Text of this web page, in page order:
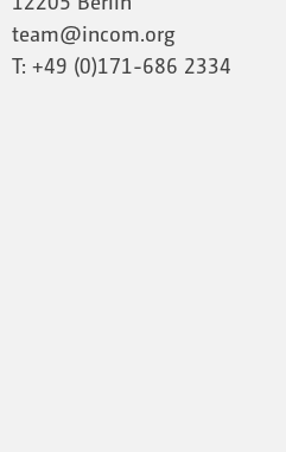
team@incom.org
T: +49 (0)171-686 2334